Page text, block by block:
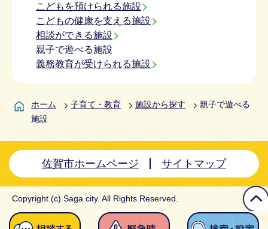
こどもを預けられる施設
こどもの健康を支える施設
相談ができる施設
親子で遊べる施設
義務教育が受けられる施設
ホーム 子育て・教育 施設から探す
親子で遊べる
施設
佐賀市ホームページ サイトマップ
Copyright (c) Saga city. All Rights Reserved.